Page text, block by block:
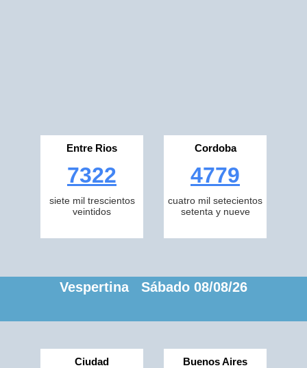
Entre Rios
7322
siete mil trescientos
veintidos
Cordoba
4779
cuatro mil setecientos
setenta y nueve
Vespertina Sábado 08/08/26
Ciudad Buenos Aires